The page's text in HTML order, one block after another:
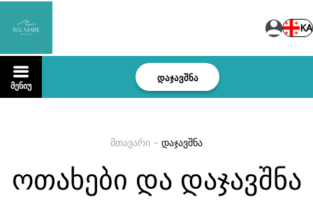
KA
მენიუ
დაჯავშნა
მთავარი – დაჯავშნა
ოთახები და დაჯავშნა